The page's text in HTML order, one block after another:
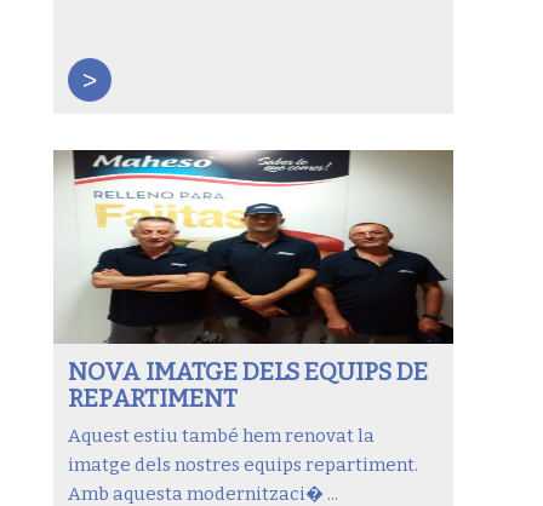
>
NOVA IMATGE DELS EQUIPS DE
REPARTIMENT
Aquest estiu també hem renovat la
imatge dels nostres equips repartiment.
Amb aquesta modernitzaci� ...